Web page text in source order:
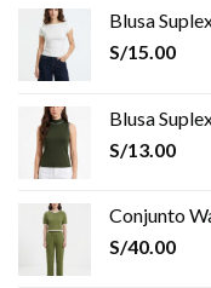
Blusa
S/15.00
Blusa
S/13.00
Conjunto
S/40.00